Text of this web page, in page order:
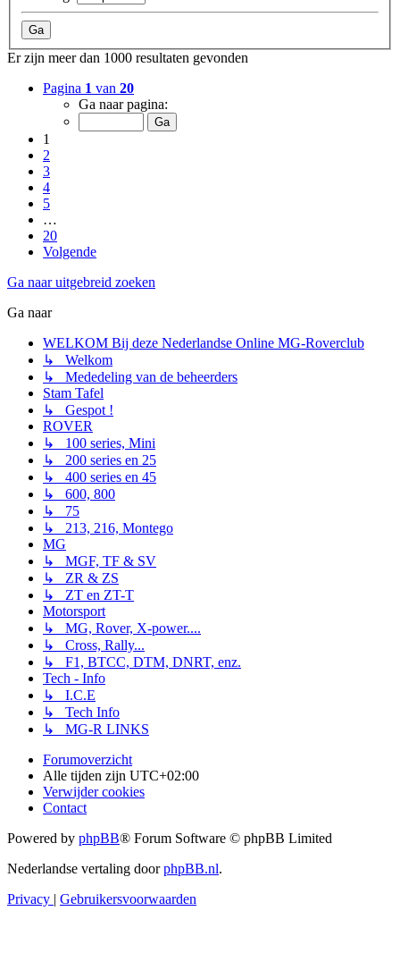
Er zijn meer dan 1000 resultaten gevonden
Pagina 1 van 20
Ga naar pagina:
1
2
3
4
5
…
20
Volgende
Ga naar uitgebreid zoeken
Ga naar
WELKOM Bij deze Nederlandse Online MG-Roverclub
↳ Welkom
↳ Mededeling van de beheerders
Stam Tafel
↳ Gespot !
ROVER
↳ 100 series, Mini
↳ 200 series en 25
↳ 400 series en 45
↳ 600, 800
↳ 75
↳ 213, 216, Montego
MG
↳ MGF, TF & SV
↳ ZR & ZS
↳ ZT en ZT-T
Motorsport
↳ MG, Rover, X-power....
↳ Cross, Rally...
↳ F1, BTCC, DTM, DNRT, enz.
Tech - Info
↳ I.C.E
↳ Tech Info
↳ MG-R LINKS
Forumoverzicht
Alle tijden zijn UTC+02:00
Verwijder cookies
Contact
Powered by phpBB® Forum Software © phpBB Limited
Nederlandse vertaling doorphpBB.nl.
Privacy
Gebruikersvoorwaarden